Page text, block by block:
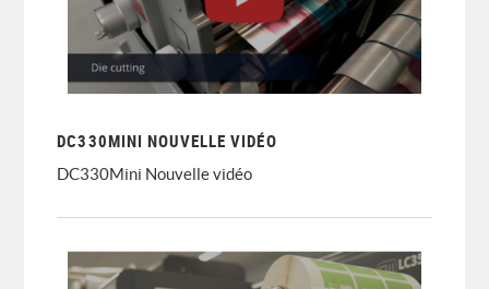
DC330MINI NOUVELLE VIDÉO
DC330Mini Nouvelle vidéo